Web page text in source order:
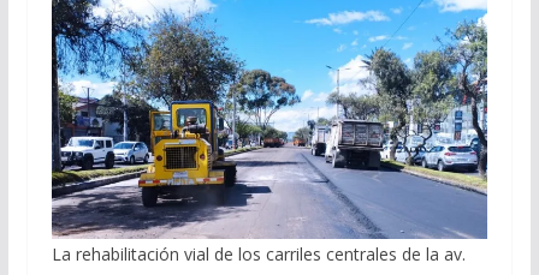
La rehabilitación vial de los carriles centrales de la av.